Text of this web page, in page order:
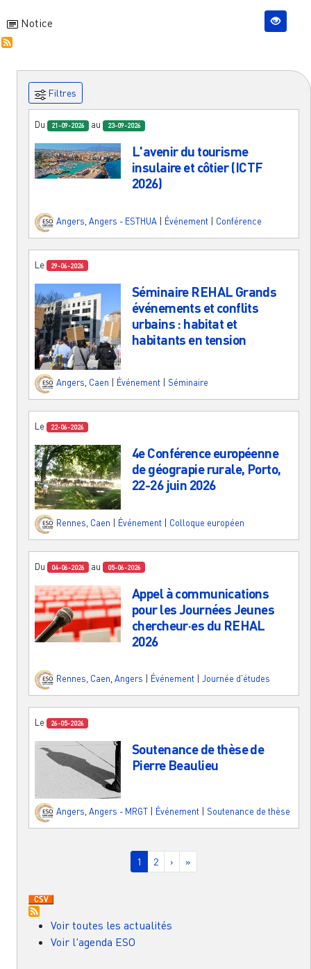
Notice
Filtres
Du 21-09-2026 au 23-09-2026
L'avenir du tourisme
insulaire et côtier (ICTF
2026)
Angers Angers - ESTHUA Événement Conférence
Le 29-06-2026
Séminaire REHAL Grands
événements et conflits
urbains : habitat et
habitants en tension
Angers, Caen Événement Séminaire
Le 22-06-2026
4e Conférence européenne
de géograpie rurale, Porto,
22-26 juin 2026
Rennes Caen Événement Colloque européen
Du 04-06-2026 au 05-06-2026
Appel à communications
pour les Journées Jeunes
chercheur·es du REHAL
2026
Rennes Caen Angers Événement Journée d'études
Le 26-05-2026
Soutenance de thèse de
Pierre Beaulieu
Angers Angers - MRGT Événement Soutenance de thèse
Page courante
1 Page
2 Page suivante
› Dernière page
»
Voir toutes les actualités
Voir l'agenda ESO